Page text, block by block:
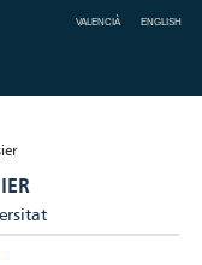
VALENCIÀ ENGLISH